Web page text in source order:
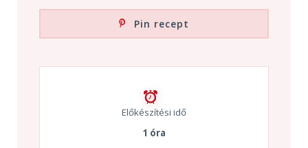
Pin recept
Előkészítési idő
1 óra